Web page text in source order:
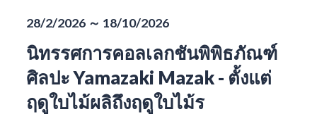
28/2/2026 ～ 18/10/2026
นิทรรศการคอลเลกชันพิพิธภัณฑ์
ศิลปะ Yamazaki Mazak - ตั้งแต่
ฤดูใบไม้ผลิถึงฤดูใบไม้ร